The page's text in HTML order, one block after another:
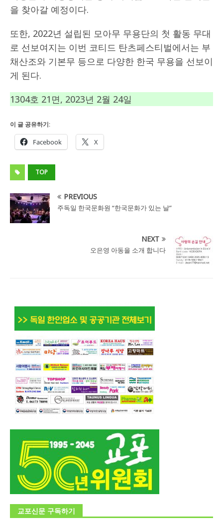
을 찾아갈 예정이다.
또한, 2022년 설립된 모아무 무용단의 첫 활동 무대
로 선보여지는 이번 코티드 탄츠페스티벌에서는 부
채산조와 기본무 등으로 다양한 한국 무용을 선보이
게 된다.
1304호 21면, 2023년 2월 24일
이 글 공유하기:
Facebook X
TOP
PREVIOUS
주독일 한국문화원 “한국문화가 있는 날”
NEXT
오은영 아동을 소개 합니다
교포신문 구독하기